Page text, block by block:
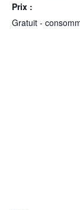
Prix :
Gratuit -